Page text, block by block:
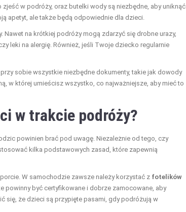
zjeść w podróży, oraz butelki wody są niezbędne, aby uniknąć
apetyt, ale także będą odpowiednie dla dzieci.
Nawet na krótkiej podróży mogą zdarzyć się drobne urazy,
leki na alergię. Również, jeśli Twoje dziecko regularnie
przy sobie wszystkie niezbędne dokumenty, takie jak dowody
w której umieścisz wszystko, co najważniejsze, aby mieć to
w trakcie podróży?
powinien brać pod uwagę. Niezależnie od tego, czy
kilka podstawowych zasad, które zapewnią
W samochodzie zawsze należy korzystać z fotelików
powinny być certyfikowane i dobrze zamocowane, aby
się, że dzieci są przypięte pasami, gdy podróżują w